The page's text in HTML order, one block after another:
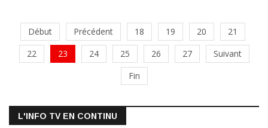
Début Précédent 18 19 20
21
22
23 24 25 26 27
Suivant
Fin
L'INFO TV EN CONTINU